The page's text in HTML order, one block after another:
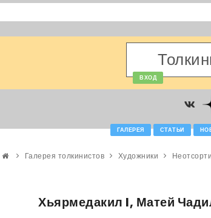
ВХОД
ГАЛЕРЕЯ СТАТЬИ
Галерея толкинистов Художники
Хьярмедакил I, Матей